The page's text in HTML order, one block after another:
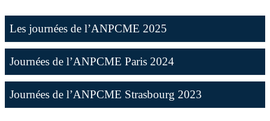
Les journées de l’ANPCME 2025
Journées de l’ANPCME Paris 2024
Journées de l’ANPCME Strasbourg 2023